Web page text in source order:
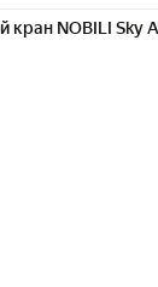
кран NOBILI Sky